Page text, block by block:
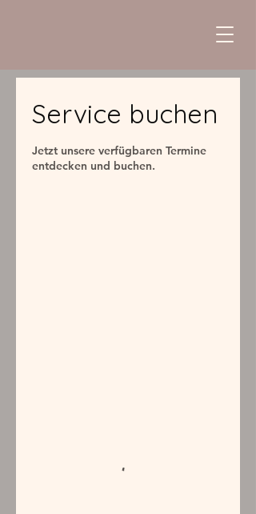
Service buchen
Jetzt unsere verfügbaren Termine
entdecken und buchen.